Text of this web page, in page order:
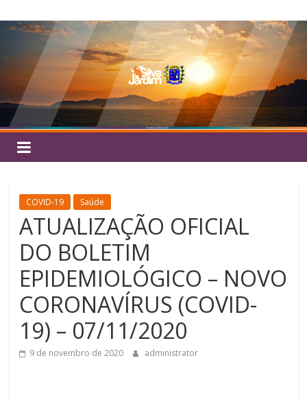
para
conteúdo
Silva
Jardim
COVID-19 Saúde
ATUALIZAÇÃO OFICIAL
DO BOLETIM
EPIDEMIOLÓGICO – NOVO
CORONAVÍRUS (COVID-
19) – 07/11/2020
9 de novembro de 2020 administrator